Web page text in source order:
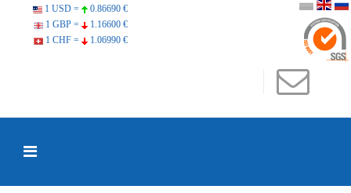
1 USD =
0.86690 €
1 GBP =
1.16600 €
1 CHF =
1.06990 €